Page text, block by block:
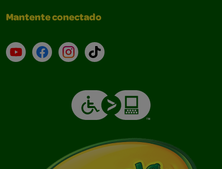
Mantente conectado
YouTube (en inglés)
Facebook (en inglés)
Instagram (en inglés)
TikTok